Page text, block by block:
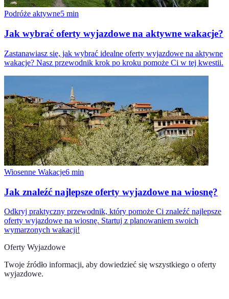
Podróże aktywne5 min
Jak wybrać oferty wyjazdowe na aktywne wakacje?
Zastanawiasz się, jak wybrać idealne oferty wyjazdowe na aktywne
wakacje? Nasz przewodnik krok po kroku pomoże Ci w tej kwestii.
Wiosenne Wakacje6 min
Jak znaleźć najlepsze oferty wyjazdowe na wiosnę?
Odkryj praktyczny przewodnik, który pomoże Ci znaleźć najlepsze
oferty wyjazdowe na wiosnę. Startuj z planowaniem swoich
wymarzonych wakacji!
Oferty Wyjazdowe
Twoje źródło informacji, aby dowiedzieć się wszystkiego o oferty
wyjazdowe.